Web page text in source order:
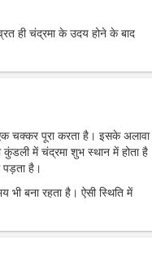
ही चंद्रमा के उदय होने के बाद
चक्कर पूरा करता है। इसके अलावा
कुंडली में चंद्रमा शुभ स्थान में होता है
पड़ता है।
बना रहता है। ऐसी स्थिति में